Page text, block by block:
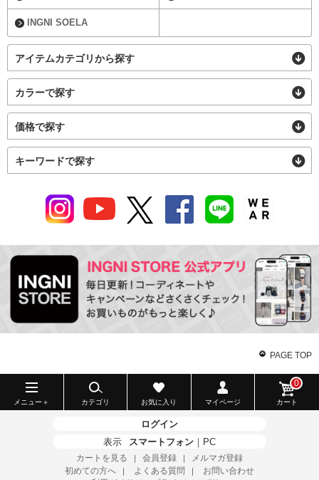
INGNI SOELA
アイテムカテゴリから探す
カラーで探す
価格で探す
キーワードで探す
PAGE TOP
メニュー＋ カテゴリ お気に入り マイページ カート
0
ログイン
表示
スマートフォン ｜ PC
カートを見る 会員登録
メルマガ登録
初めての方へ
｜ よくある質問 ｜
お問い合わせ